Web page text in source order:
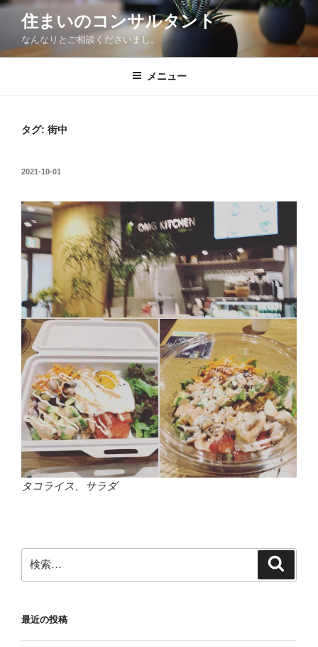
コ
ン
住まいのコンサルタント
なんなりとご相談くださいまし。
メニュー
タグ: 街中
投
2021-10-01
タコライス、サラダ
索:
最近の投稿